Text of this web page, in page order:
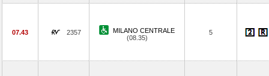
07.43 2357
MILANO CENTRALE
(08.35)
5